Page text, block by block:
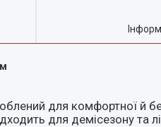
для комфортної й
для демісезону та